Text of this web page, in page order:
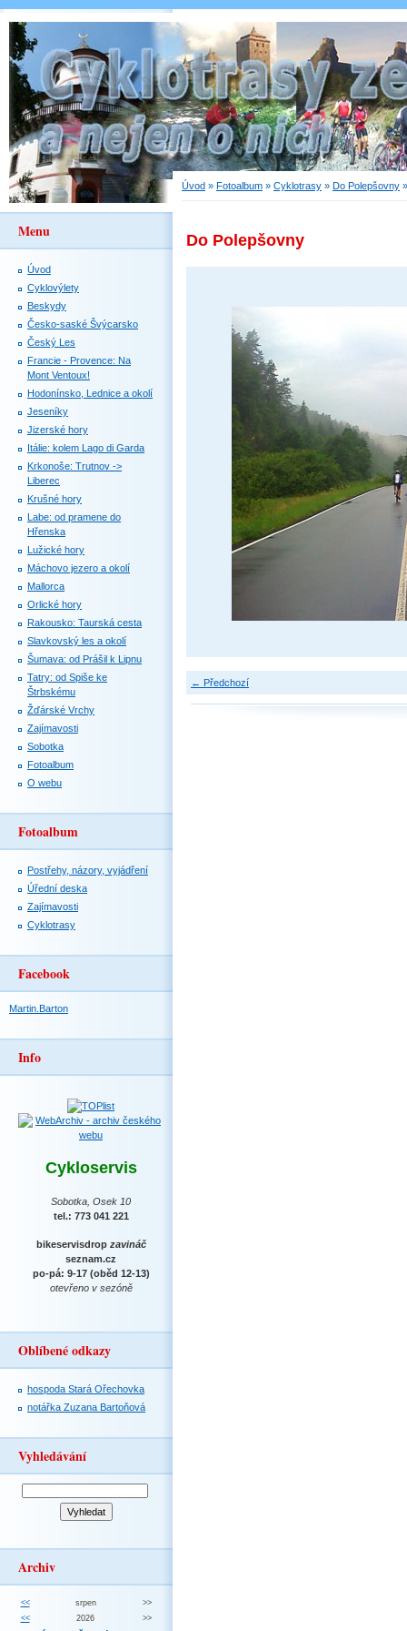
Úvod » Fotoalbum » Cyklotrasy » Do Polepšovny
Do Polepšovny
← Předchozí
Menu
Úvod
Cyklovýlety
Beskydy
Česko-saské Švýcarsko
Český Les
Francie - Provence: Na
Mont Ventoux!
Hodonínsko, Lednice a okolí
Jeseníky
Jizerské hory
Itálie: kolem Lago di Garda
Krkonoše: Trutnov ->
Liberec
Krušné hory
Labe: od pramene do
Hřenska
Lužické hory
Máchovo jezero a okolí
Mallorca
Orlické hory
Rakousko: Taurská cesta
Slavkovský les a okolí
Šumava: od Prášil k Lipnu
Tatry: od Spiše ke
Štrbskému
Žďárské Vrchy
Zajímavosti
Sobotka
Fotoalbum
O webu
Fotoalbum
Postřehy, názory, vyjádření
Úřední deska
Zajímavosti
Cyklotrasy
Facebook
Martin.Barton
Info
Cykloservis
Sobotka, Osek 10
tel.: 773 041 221
bikeservisdrop zavináč
seznam.cz
po-pá: 9-17 (oběd 12-13)
otevřeno v sezóně
Oblíbené odkazy
hospoda Stará Ořechovka
notářka Zuzana Bartoňová
Vyhledávání
Archiv
<< srpen
>>
<<
2026 >>